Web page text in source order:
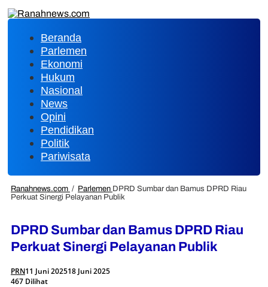
Beranda
Parlemen
Ekonomi
Hukum
Nasional
News
Opini
Pendidikan
Politik
Pariwisata
Ranahnews.com / Parlemen DPRD Sumbar dan Bamus DPRD Riau
Perkuat Sinergi Pelayanan Publik
DPRD Sumbar dan Bamus DPRD Riau
Perkuat Sinergi Pelayanan Publik
PRN11 Juni 202518 Juni 2025
467 Dilihat